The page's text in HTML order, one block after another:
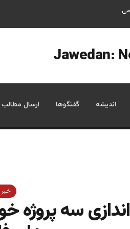
اندیشه گفتگوها ارسال مطالب
سه پروژه